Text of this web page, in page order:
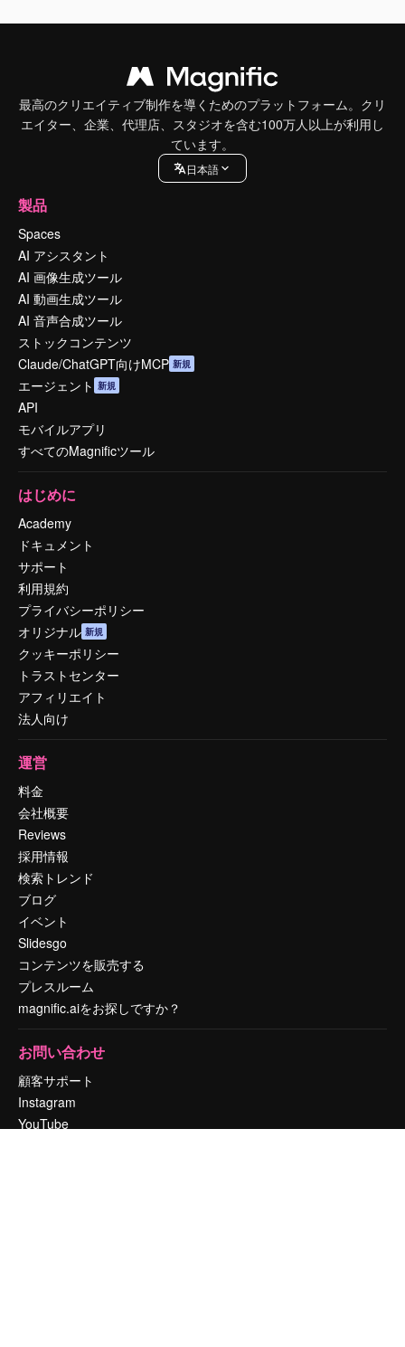
最高のクリエイティブ制作を導くためのプラットフォーム。クリ
エイター、企業、代理店、スタジオを含む100万人以上が利用し
ています。
日本語
製品
Spaces
AI アシスタント
AI 画像生成ツール
AI 動画生成ツール
AI 音声合成ツール
ストックコンテンツ
Claude/ChatGPT向けMCP 新規
エージェント 新規
API
モバイルアプリ
すべてのMagnificツール
はじめに
Academy
ドキュメント
サポート
利用規約
プライバシーポリシー
オリジナル 新規
クッキーポリシー
トラストセンター
アフィリエイト
法人向け
運営
料金
会社概要
Reviews
採用情報
検索トレンド
ブログ
イベント
Slidesgo
コンテンツを販売する
プレスルーム
magnific.aiをお探しですか？
お問い合わせ
顧客サポート
Instagram
YouTube